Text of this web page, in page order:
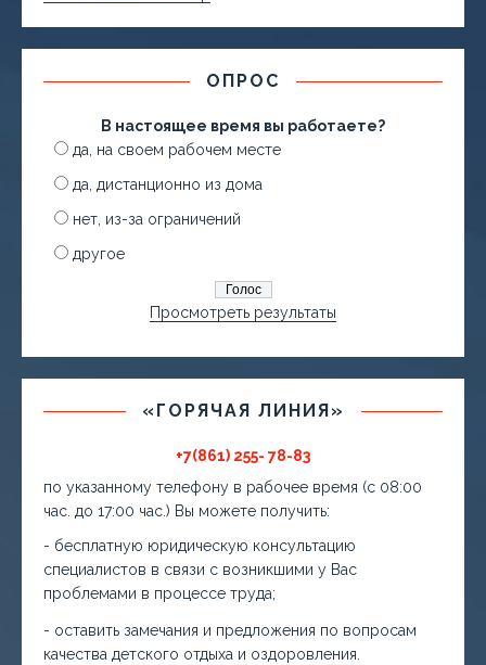
ОПРОС
В настоящее время вы работаете?
да, на своем рабочем месте
да, дистанционно из дома
нет, из-за ограничений
другое
Просмотреть результаты
«ГОРЯЧАЯ ЛИНИЯ»
+7(861) 255- 78-83
по указанному телефону в рабочее время (с 08:00
час. до 17:00 час.) Вы можете получить:
- бесплатную юридическую консультацию
специалистов в связи с возникшими у Вас
проблемами в процессе труда;
- оставить замечания и предложения по вопросам
качества детского отдыха и оздоровления.